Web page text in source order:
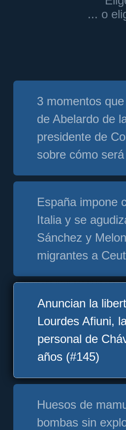
... o
3 momentos
de Abelardo de
presidente de
sobre cómo
España impone
Italia y se
Sánchez y
migrantes a
Anuncian la
Lourdes Afiuni,
personal de
años (#145)
Huesos de
bombas sin